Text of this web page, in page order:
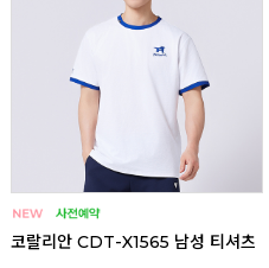
코랄리안 CDT-X1565 남성 티셔츠